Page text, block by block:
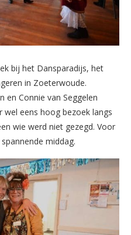
bij het Dansparadijs, het
in Zoeterwoude.
en Connie van Seggelen
eens hoog bezoek langs
wie werd niet gezegd. Voor
middag.